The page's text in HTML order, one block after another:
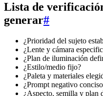
Lista de
generar#
¿Prioridad del sujeto
¿Lente y cámara
¿Plan de iluminación
¿Estilo/medio fijo?
¿Paleta y materiales
¿Prompt negativo
¿Aspecto, semilla y plan